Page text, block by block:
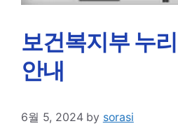
보건복지부 누
안내
6월 5, 2024 by sorasi